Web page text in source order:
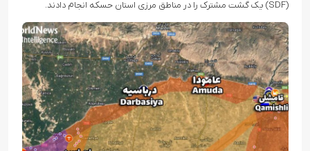
(SDF) یک گشت مشترک را در مناطق مرزی استان حسکه انجام دادند.